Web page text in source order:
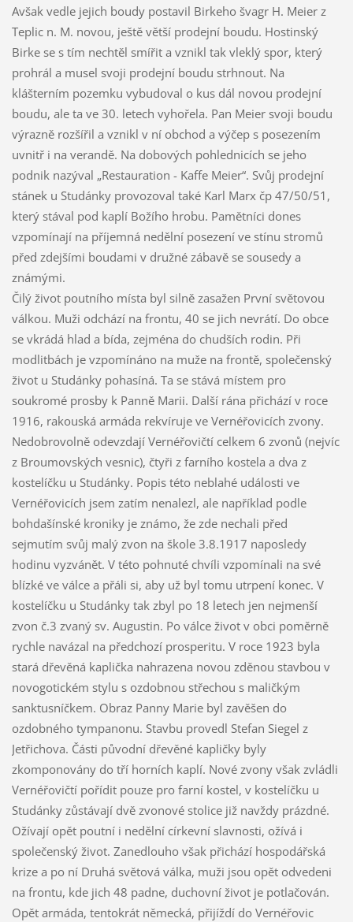
Avšak vedle jejich boudy postavil Birkeho švagr H. Meier z
Teplic n. M. novou, ještě větší prodejní boudu. Hostinský
Birke se s tím nechtěl smířit a vznikl tak vleklý spor, který
prohrál a musel svoji prodejní boudu strhnout. Na
klášterním pozemku vybudoval o kus dál novou prodejní
boudu, ale ta ve 30. letech vyhořela. Pan Meier svoji boudu
výrazně rozšířil a vznikl v ní obchod a výčep s posezením
uvnitř i na verandě. Na dobových pohlednicích se jeho
podnik nazýval „Restauration - Kaffe Meier“. Svůj prodejní
stánek u Studánky provozoval také Karl Marx čp 47/50/51,
který stával pod kaplí Božího hrobu. Pamětníci dones
vzpomínají na příjemná nedělní posezení ve stínu stromů
před zdejšími boudami v družné zábavě se sousedy a
známými.
Čilý život poutního místa byl silně zasažen První světovou
válkou. Muži odchází na frontu, 40 se jich nevrátí. Do obce
se vkrádá hlad a bída, zejména do chudších rodin. Při
modlitbách je vzpomínáno na muže na frontě, společenský
život u Studánky pohasíná. Ta se stává místem pro
soukromé prosby k Panně Marii. Další rána přichází v roce
1916, rakouská armáda rekvíruje ve Vernéřovicích zvony.
Nedobrovolně odevzdají Vernéřovičtí celkem 6 zvonů (nejvíc
z Broumovských vesnic), čtyři z farního kostela a dva z
kostelíčku u Studánky. Popis této neblahé události ve
Vernéřovicích jsem zatím nenalezl, ale například podle
bohdašínské kroniky je známo, že zde nechali před
sejmutím svůj malý zvon na škole 3.8.1917 naposledy
hodinu vyzvánět. V této pohnuté chvíli vzpomínali na své
blízké ve válce a přáli si, aby už byl tomu utrpení konec. V
kostelíčku u Studánky tak zbyl po 18 letech jen nejmenší
zvon č.3 zvaný sv. Augustin. Po válce život v obci poměrně
rychle navázal na předchozí prosperitu. V roce 1923 byla
stará dřevěná kaplička nahrazena novou zděnou stavbou v
novogotickém stylu s ozdobnou střechou s maličkým
sanktusníčkem. Obraz Panny Marie byl zavěšen do
ozdobného tympanonu. Stavbu provedl Stefan Siegel z
Jetřichova. Části původní dřevěné kapličky byly
zkomponovány do tří horních kaplí. Nové zvony však zvládli
Vernéřovičtí pořídit pouze pro farní kostel, v kostelíčku u
Studánky zůstávají dvě zvonové stolice již navždy prázdné.
Ožívají opět poutní i nedělní církevní slavnosti, ožívá i
společenský život. Zanedlouho však přichází hospodářská
krize a po ní Druhá světová válka, muži jsou opět odvedeni
na frontu, kde jich 48 padne, duchovní život je potlačován.
Opět armáda, tentokrát německá, přijíždí do Vernéřovic